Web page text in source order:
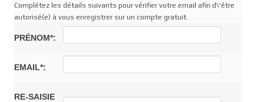
Complétez les détails suivants pour vérifier votre email afin d\'être
autorisé(e) à vous enregistrer sur un compte gratuit.
PRÉNOM*:
EMAIL*:
RE-SAISIE